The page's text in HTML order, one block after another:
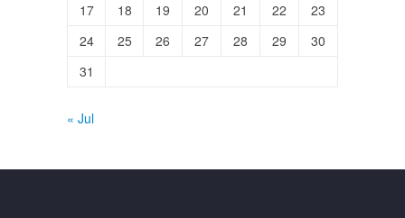
17
18 19 20 21 22
23
24
25 26 27 28 29
30
31
« Jul